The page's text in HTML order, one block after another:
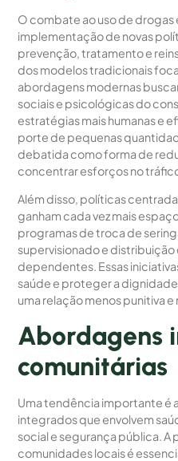
O combate ao uso de drogas
implementação de novas
prevenção, tratamento e
dos modelos tradicionais
abordagens modernas
sociais e psicológicas do
estratégias mais humanas e
porte de pequenas
debatida como forma de
concentrar esforços no
Além disso, políticas
ganham cada vez mais
programas de troca de
supervisionado e
dependentes. Essas
saúde e proteger a
uma relação menos punitiva
Abordagens
comunitárias
Uma tendência importante é
integrados que envolvem
social e segurança pública.
comunidades locais é